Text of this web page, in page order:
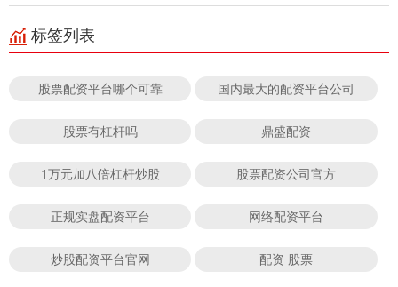
标签列表
股票配资平台哪个可靠 国内最大的配资平台公司
股票有杠杆吗 鼎盛配资
1万元加八倍杠杆炒股 股票配资公司官方
正规实盘配资平台 网络配资平台
炒股配资平台官网 配资 股票